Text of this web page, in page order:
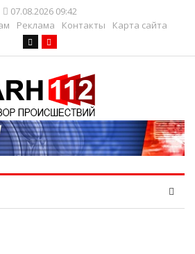
07.08.2026 09:42
Реклама Контакты Карта сайта